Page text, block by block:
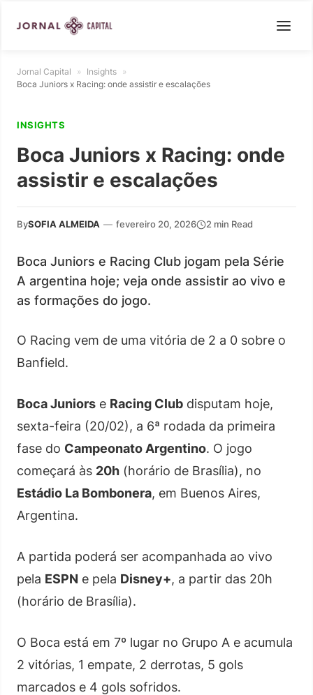
Jornal Capital » Insights »
Boca Juniors x Racing: onde assistir e escalações
INSIGHTS
Boca Juniors x Racing: onde
assistir e escalações
BySOFIA ALMEIDA — fevereiro 20, 2026 2 min Read
Boca Juniors e Racing Club jogam pela Série
A argentina hoje; veja onde assistir ao vivo e
as formações do jogo.
O Racing vem de uma vitória de 2 a 0 sobre o
Banfield.
Boca Juniors e Racing Club disputam hoje,
sexta-feira (20/02), a 6ª rodada da primeira
fase do Campeonato Argentino. O jogo
começará às 20h (horário de Brasília), no
Estádio La Bombonera, em Buenos Aires,
Argentina.
A partida poderá ser acompanhada ao vivo
pela ESPN e pela Disney+, a partir das 20h
(horário de Brasília).
O Boca está em 7º lugar no Grupo A e acumula
2 vitórias, 1 empate, 2 derrotas, 5 gols
marcados e 4 gols sofridos.